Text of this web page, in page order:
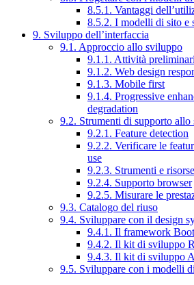
8.5.1. Vantaggi
8.5.2. I modelli di sito e
9. Sviluppo dell’interfaccia
9.1. Approccio allo sviluppo
9.1.1. Attività preliminari
9.1.2. Web design
9.1.3. Mobile first
9.1.4. Progressive
degradation
9.2. Strumenti di supporto
9.2.1. Feature detection
9.2.2. Verificare le
use
9.2.3. Strumenti e
9.2.4. Supporto browser
9.2.5. Misurare le
9.3. Catalogo del riuso
9.4. Sviluppare con il design
9.4.1. Il framework
9.4.2. Il kit di sviluppo
9.4.3. Il kit di sviluppo
9.5. Sviluppare con i modelli